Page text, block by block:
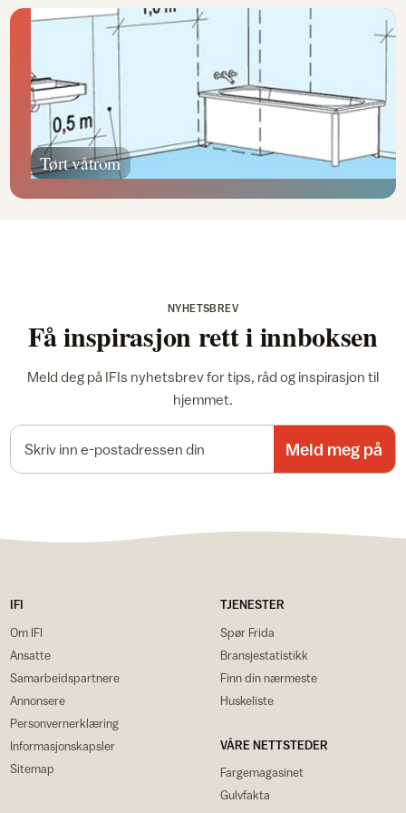
Tørt våtrom
NYHETSBREV
Få inspirasjon rett i innboksen
Meld deg på IFIs nyhetsbrev for tips, råd og inspirasjon til
hjemmet.
Meld meg på
IFI
Om IFI
Ansatte
Samarbeidspartnere
Annonsere
Personvernerklæring
Informasjonskapsler
Sitemap
TJENESTER
Spør Frida
Bransjestatistikk
Finn din nærmeste
Huskeliste
VÅRE NETTSTEDER
Fargemagasinet
Gulvfakta